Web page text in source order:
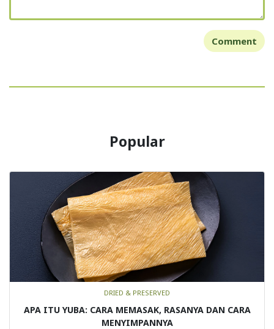
Comment
Popular
DRIED & PRESERVED
APA ITU YUBA: CARA MEMASAK, RASANYA DAN CARA
MENYIMPANNYA